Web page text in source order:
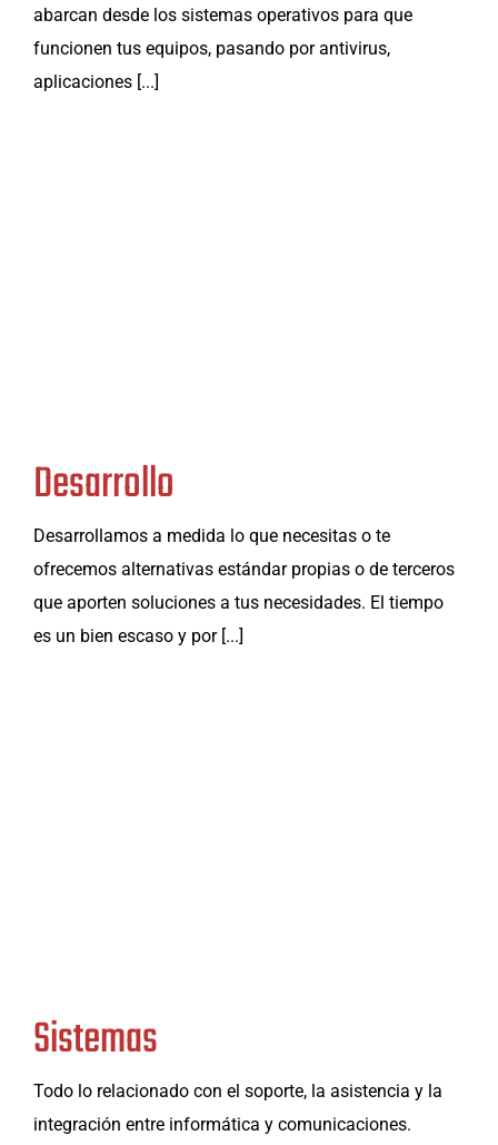
abarcan desde los sistemas operativos para que
funcionen tus equipos, pasando por antivirus,
aplicaciones [...]
Desarrollo
Desarrollamos a medida lo que necesitas o te
ofrecemos alternativas estándar propias o de terceros
que aporten soluciones a tus necesidades. El tiempo
es un bien escaso y por [...]
Sistemas
Todo lo relacionado con el soporte, la asistencia y la
integración entre informática y comunicaciones.